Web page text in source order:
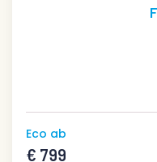
Eco ab
€ 799